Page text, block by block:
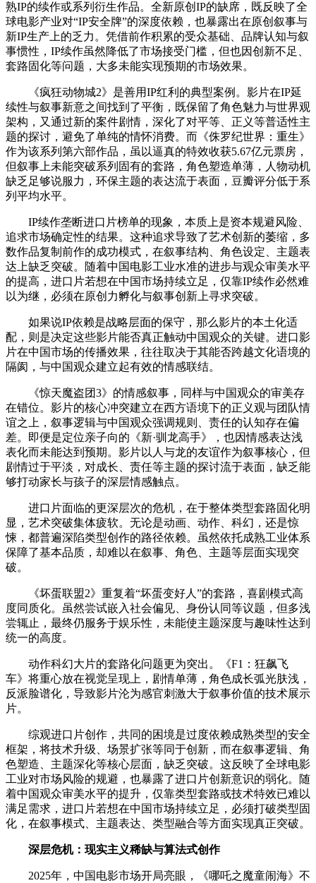
熟IP的续作或系列衍生作品。全新原创IP的缺席，既反映了全
球电影产业对“IP安全牌”的深度依赖，也暴露出在原创叙事与
新IP生产上的乏力。凭借前作积累的受众基础、品牌认知与叙
事惯性，IP续作虽然降低了市场接受门槛，但也因创新不足、
套路固化等问题，大多未能实现预期的市场效果。
《疯狂动物城2》是善用IP红利的典型案例。影片在IP延
续性与叙事新意之间找到了平衡，既保留了角色魅力与世界观
架构，又通过新的案件剧情，深化了对平等、正义等普适性主
题的探讨，避免了单纯的情怀消费。而《侏罗纪世界：重生》
作为该系列第六部作品，虽以逼真的特效收获5.67亿元票房，
但叙事上未能突破系列固有的套路，角色塑造单薄，人物动机
缺乏足够说服力，环保主题的表达流于表面，豆瓣评分低于系
列平均水平。
IP续作垄断进口片榜单的现象，本质上是资本规避风险、
追求市场确定性的结果。这种追求导致了艺术创新的萎缩，多
数作品复制前作的成功模式，在叙事结构、角色设定、主题表
达上缺乏突破。随着中国电影工业水准的进步与观众审美水平
的提高，进口片若想在中国市场持续立足，仅靠IP续作必然难
以为继，必须在原创力孵化与叙事创新上寻求突破。
如果说IP依赖是战略层面的保守，那么影片的本土化适
配，则是决定这些影片能否真正触动中国观众的关键。进口影
片在中国市场的传播效果，往往取决于其能否跨越文化语境的
隔阂，与中国观众建立起有效的情感联结。
《惊天魔盗团3》的情感叙事，同样与中国观众的审美存
在错位。影片的核心冲突建立在西方语境下的正义观与团队情
谊之上，叙事逻辑与中国观众强调规则、责任的认知存在偏
差。即便是定位亲子向的《新·驯龙高手》，也因情感表达浅
表化而未能达到预期。影片以人与龙的友谊作为叙事核心，但
剧情过于平淡，对成长、责任等主题的探讨流于表面，缺乏能
够打动家长与孩子的深层情感触点。
进口片面临的更深层次的危机，在于整体类型套路固化明
显，艺术突破集体疲软。无论是动画、动作、科幻，还是惊
悚，都普遍深陷类型创作的路径依赖。虽然依托成熟工业体系
保障了基本品质，却难以在叙事、角色、主题等层面实现突
破。
《坏蛋联盟2》重复着“坏蛋变好人”的套路，喜剧模式高
度同质化。虽然尝试嵌入社会偏见、身份认同等议题，但多浅
尝辄止，最终仍服务于娱乐性，未能使主题深度与趣味性达到
统一的高度。
动作科幻大片的套路化问题更为突出。《F1：狂飙飞
车》将重心放在视觉呈现上，剧情单薄，角色成长弧光肤浅，
反派脸谱化，导致影片沦为感官刺激大于叙事价值的技术展示
片。
综观进口片创作，共同的困境是过度依赖成熟类型的安全
框架，将技术升级、场景扩张等同于创新，而在叙事逻辑、角
色塑造、主题深化等核心层面，缺乏突破。这反映了全球电影
工业对市场风险的规避，也暴露了进口片创新意识的弱化。随
着中国观众审美水平的提升，仅靠类型套路或技术特效已难以
满足需求，进口片若想在中国市场持续立足，必须打破类型固
化，在叙事模式、主题表达、类型融合等方面实现真正突破。
深层危机：现实主义稀缺与算法式创作
2025年，中国电影市场开局亮眼，《哪吒之魔童闹海》不